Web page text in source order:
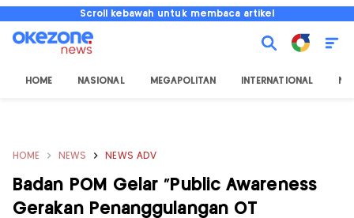
Scroll kebawah untuk membaca artikel
HOME NASIONAL MEGAPOLITAN INTERNATIONAL
HOME NEWS NEWS ADV
Badan POM Gelar "Public Awareness
Gerakan Penanggulangan OT